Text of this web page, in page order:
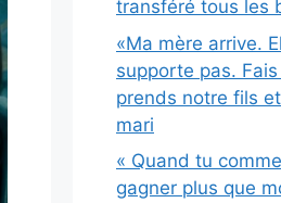
transféré tous les
«Ma mère arrive.
supporte pas.
prends notre fils
mari
« Quand tu
gagner plus que